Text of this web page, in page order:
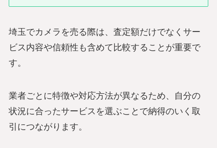
埼玉でカメラを売る際は、査定額だけでなくサー
ビス内容や信頼性も含めて比較することが重要で
す。
業者ごとに特徴や対応方法が異なるため、自分の
状況に合ったサービスを選ぶことで納得のいく取
引につながります。